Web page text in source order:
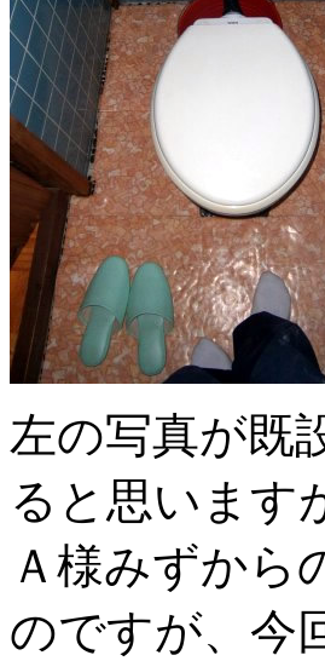
左の写真が既
ると思います
Ａ様みずから
のですが、今